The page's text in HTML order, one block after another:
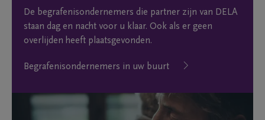
De begrafenisondernemers die partner zijn van DELA
staan dag en nacht voor u klaar. Ook als er geen
overlijden heeft plaatsgevonden.
Begrafenisondernemers in uw buurt